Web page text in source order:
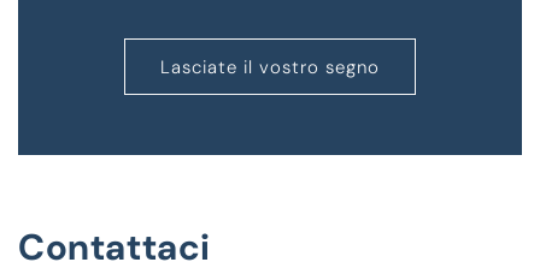
Lasciate il vostro segno
Contattaci